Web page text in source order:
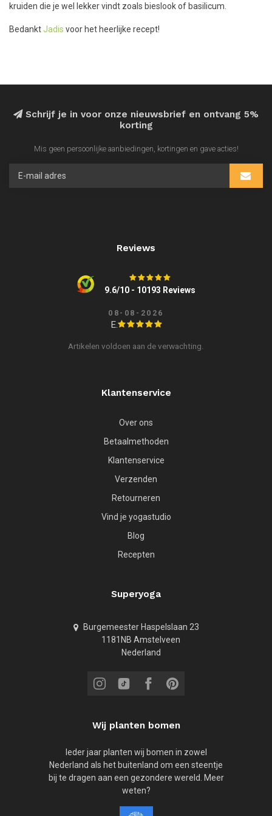
kruiden die je wel lekker vindt zoals bieslook of basilicum.
BedanktJadis voor het heerlijke recept!
Schrijf je in voor onze nieuwsbrief en ontvang 5%
korting
Mis geen persoonlijke aanbiedingen, kortingen en gave acties!
Reviews
9.6/10 - 10193 Reviews
08-08-2026
E.
Artikelen voldoen aan de verwachting.
Klantenservice
Over ons
Betaalmethoden
Klantenservice
Verzenden
Retourneren
Vind je yogastudio
Blog
Recepten
Superyoga
Burgemeester Haspelslaan 23
1181NB Amstelveen
Nederland
Wij planten bomen
Ieder jaar planten wij bomen in zowel
Nederland als het buitenland om een steentje
bij te dragen aan een gezondere wereld. Meer
weten?